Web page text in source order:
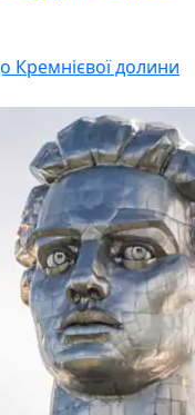
Кремнієвої долини